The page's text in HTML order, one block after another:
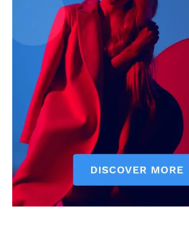
About Us
Privacy Policy
Terms of Use Agreement
Facebook
X WhatsApp
Share